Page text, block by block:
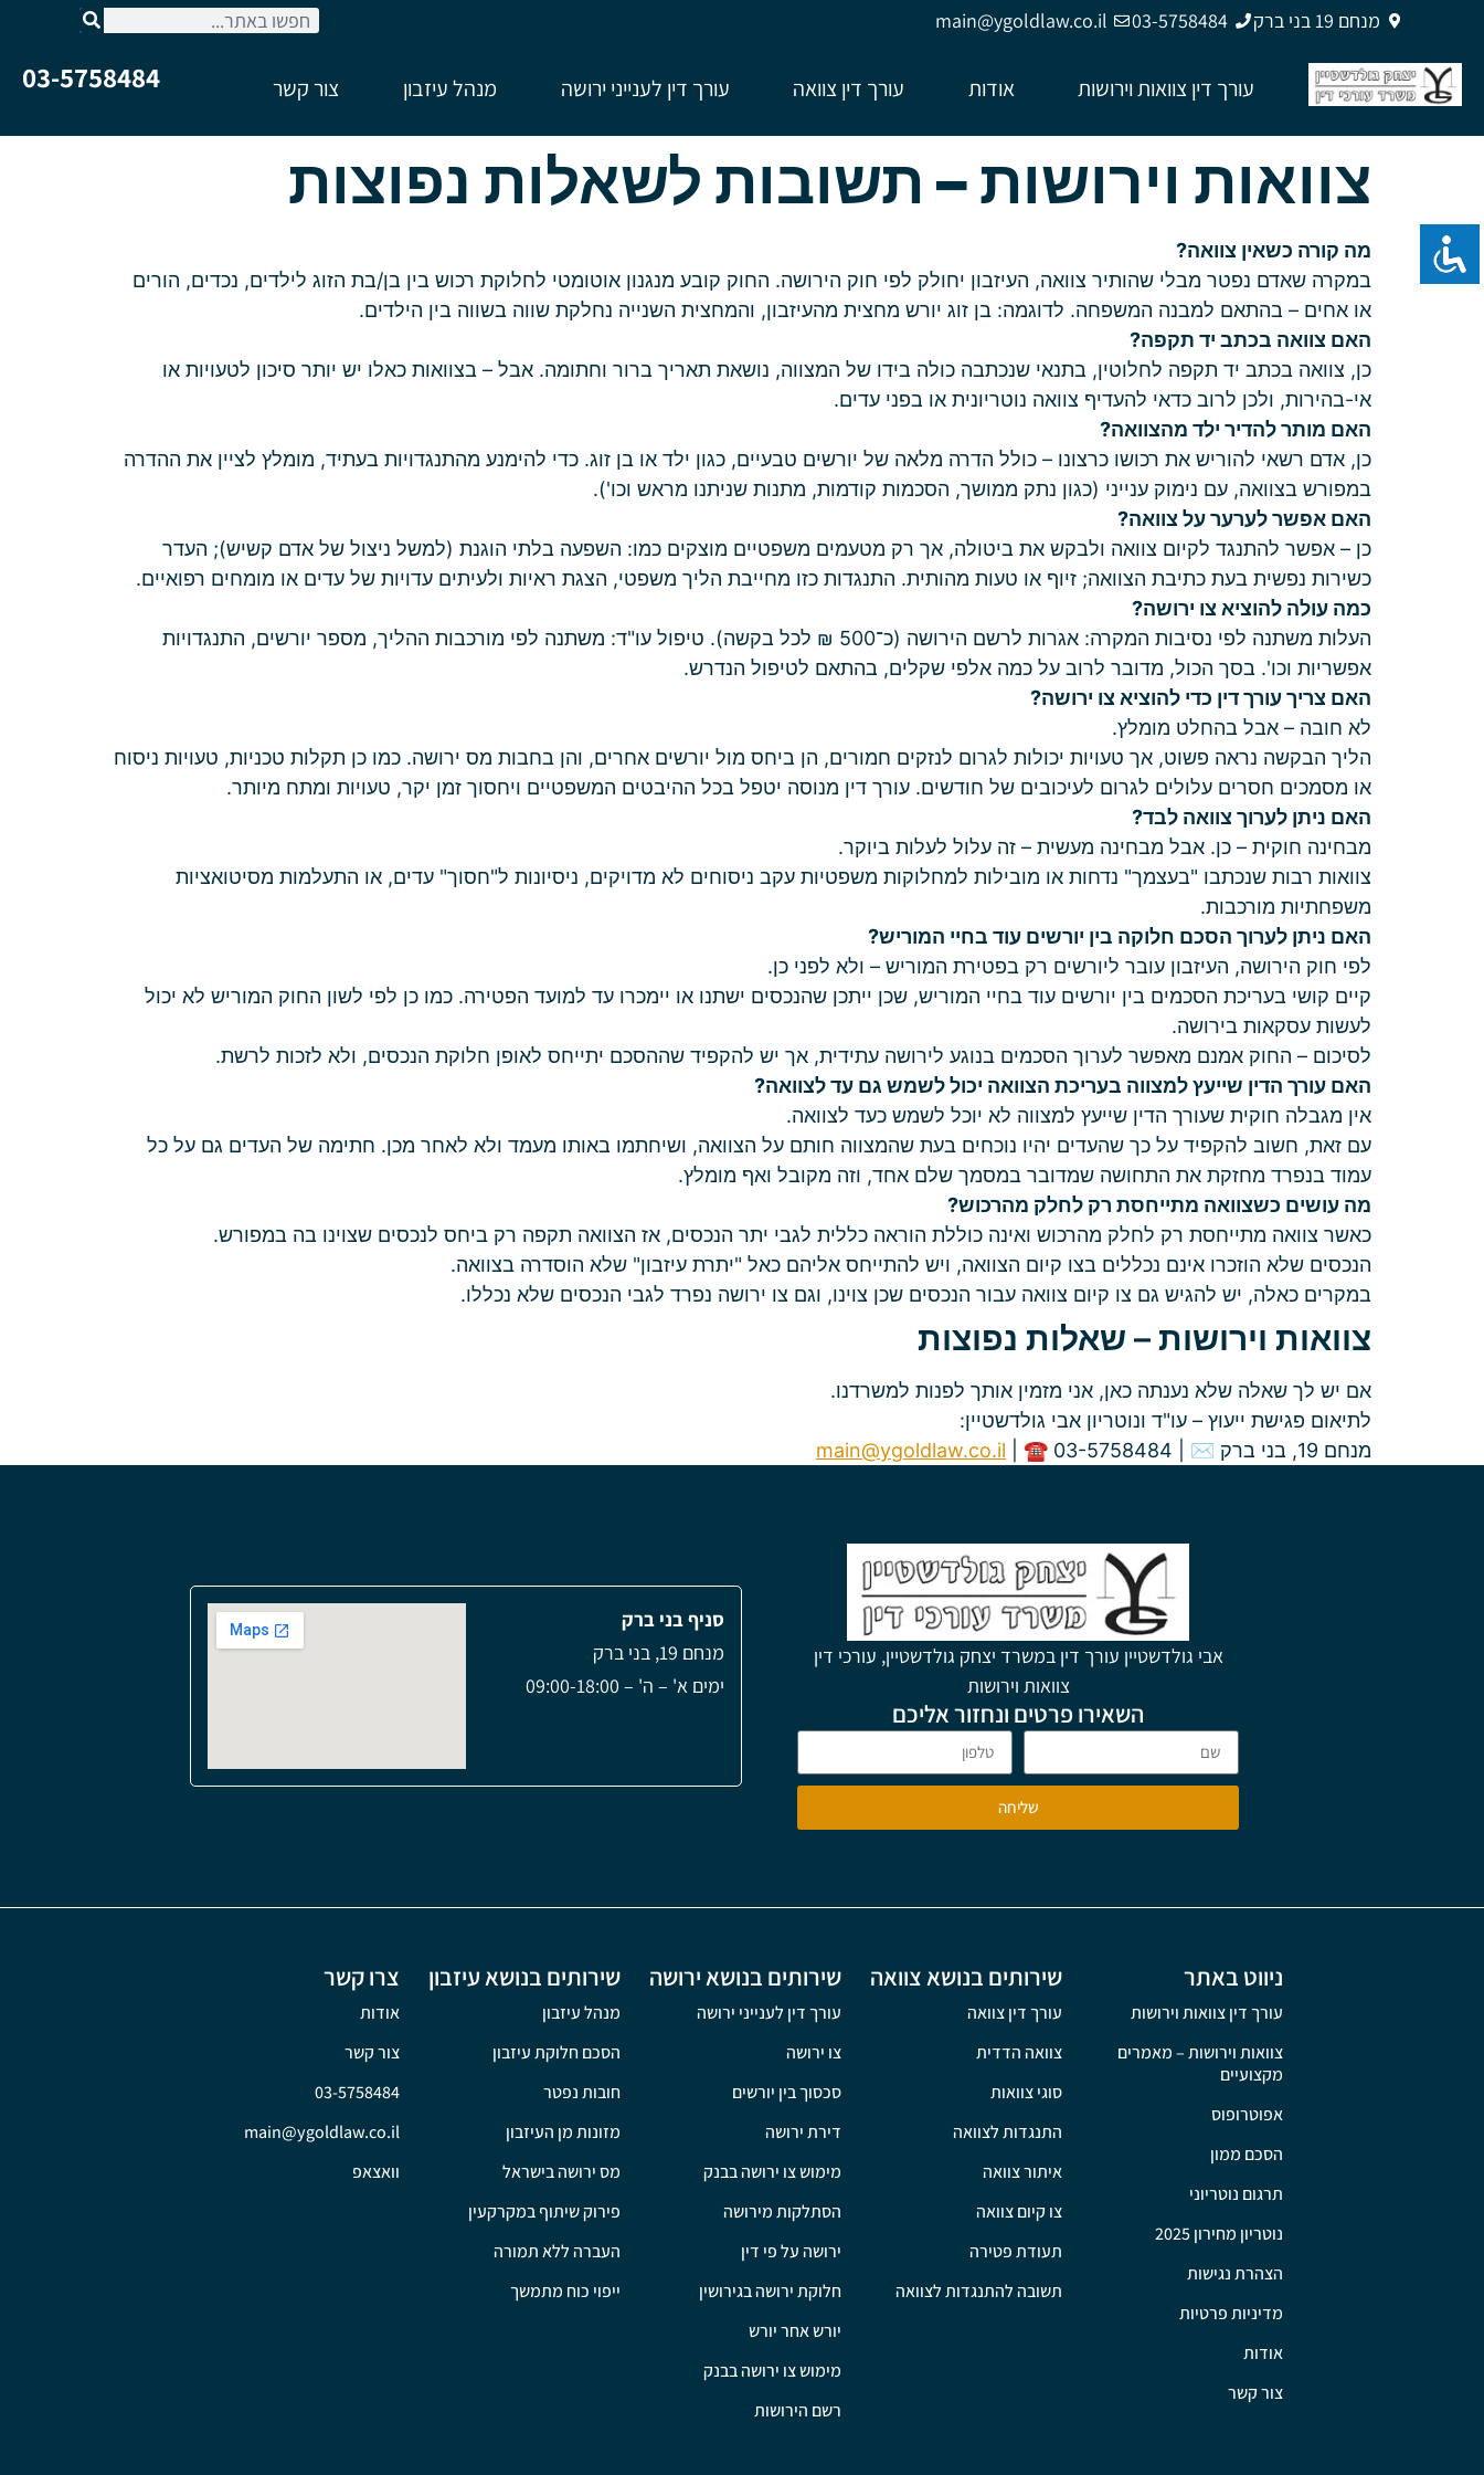
מנחם 19 בני ברק 03-5758484
main@ygoldlaw.co.il
עורך דין צוואות וירושות אודות עורך דין צוואה עורך דין לענייני ירושה מנהל עיזבון צור קשר 03-5758484
צוואות וירושות – תשובות לשאלות נפוצות
מה קורה כשאין צוואה?
במקרה שאדם נפטר מבלי שהותיר צוואה, העיזבון יחולק לפי חוק הירושה. החוק קובע מנגנון אוטומטי לחלוקת רכוש בין בן/בת הזוג לילדים, נכדים, הורים
או אחים – בהתאם למבנה המשפחה. לדוגמה: בן זוג יורש מחצית מהעיזבון, והמחצית השנייה נחלקת שווה בשווה בין הילדים.
האם צוואה בכתב יד תקפה?
כן, צוואה בכתב יד תקפה לחלוטין, בתנאי שנכתבה כולה בידו של המצווה, נושאת תאריך ברור וחתומה. אבל – בצוואות כאלו יש יותר סיכון לטעויות או
אי-בהירות, ולכן לרוב כדאי להעדיף צוואה נוטריונית או בפני עדים.
האם מותר להדיר ילד מהצוואה?
כן, אדם רשאי להוריש את רכושו כרצונו – כולל הדרה מלאה של יורשים טבעיים, כגון ילד או בן זוג. כדי להימנע מהתנגדויות בעתיד, מומלץ לציין את ההדרה
במפורש בצוואה, עם נימוק ענייני (כגון נתק ממושך, הסכמות קודמות, מתנות שניתנו מראש וכו').
האם אפשר לערער על צוואה?
כן – אפשר להתנגד לקיום צוואה ולבקש את ביטולה, אך רק מטעמים משפטיים מוצקים כמו: השפעה בלתי הוגנת (למשל ניצול של אדם קשיש); העדר
כשירות נפשית בעת כתיבת הצוואה; זיוף או טעות מהותית. התנגדות כזו מחייבת הליך משפטי, הצגת ראיות ולעיתים עדויות של עדים או מומחים רפואיים.
כמה עולה להוציא צו ירושה?
העלות משתנה לפי נסיבות המקרה: אגרות לרשם הירושה (כ־500 ₪ לכל בקשה). טיפול עו"ד: משתנה לפי מורכבות ההליך, מספר יורשים, התנגדויות
אפשריות וכו'. בסך הכול, מדובר לרוב על כמה אלפי שקלים, בהתאם לטיפול הנדרש.
האם צריך עורך דין כדי להוציא צו ירושה?
לא חובה – אבל בהחלט מומלץ.
הליך הבקשה נראה פשוט, אך טעויות יכולות לגרום לנזקים חמורים, הן ביחס מול יורשים אחרים, והן בחבות מס ירושה. כמו כן תקלות טכניות, טעויות ניסוח
או מסמכים חסרים עלולים לגרום לעיכובים של חודשים. עורך דין מנוסה יטפל בכל ההיבטים המשפטיים ויחסוך זמן יקר, טעויות ומתח מיותר.
האם ניתן לערוך צוואה לבד?
מבחינה חוקית – כן. אבל מבחינה מעשית – זה עלול לעלות ביוקר.
צוואות רבות שנכתבו "בעצמך" נדחות או מובילות למחלוקות משפטיות עקב ניסוחים לא מדויקים, ניסיונות ל"חסוך" עדים, או התעלמות מסיטואציות
משפחתיות מורכבות.
האם ניתן לערוך הסכם חלוקה בין יורשים עוד בחיי המוריש?
לפי חוק הירושה, העיזבון עובר ליורשים רק בפטירת המוריש – ולא לפני כן.
קיים קושי בעריכת הסכמים בין יורשים עוד בחיי המוריש, שכן ייתכן שהנכסים ישתנו או יימכרו עד למועד הפטירה. כמו כן לפי לשון החוק המוריש לא יכול
לעשות עסקאות בירושה.
לסיכום – החוק אמנם מאפשר לערוך הסכמים בנוגע לירושה עתידית, אך יש להקפיד שההסכם יתייחס לאופן חלוקת הנכסים, ולא לזכות לרשת.
האם עורך הדין שייעץ למצווה בעריכת הצוואה יכול לשמש גם עד לצוואה?
אין מגבלה חוקית שעורך הדין שייעץ למצווה לא יוכל לשמש כעד לצוואה.
עם זאת, חשוב להקפיד על כך שהעדים יהיו נוכחים בעת שהמצווה חותם על הצוואה, ושיחתמו באותו מעמד ולא לאחר מכן. חתימה של העדים גם על כל
עמוד בנפרד מחזקת את התחושה שמדובר במסמך שלם אחד, וזה מקובל ואף מומלץ.
מה עושים כשצוואה מתייחסת רק לחלק מהרכוש?
כאשר צוואה מתייחסת רק לחלק מהרכוש ואינה כוללת הוראה כללית לגבי יתר הנכסים, אז הצוואה תקפה רק ביחס לנכסים שצוינו בה במפורש.
הנכסים שלא הוזכרו אינם נכללים בצו קיום הצוואה, ויש להתייחס אליהם כאל "יתרת עיזבון" שלא הוסדרה בצוואה.
במקרים כאלה, יש להגיש גם צו קיום צוואה עבור הנכסים שכן צוינו, וגם צו ירושה נפרד לגבי הנכסים שלא נכללו.
צוואות וירושות – שאלות נפוצות
אם יש לך שאלה שלא נענתה כאן, אני מזמין אותך לפנות למשרדנו.
לתיאום פגישת ייעוץ – עו"ד ונוטריון אבי גולדשטיין:
מנחם 19, בני ברק ✉ |
main@ygoldlaw.co.il | ☎ 03-5758484
אבי גולדשטיין עורך דין במשרד יצחק גולדשטיין, עורכי דין
צוואות וירושות
השאירו פרטים ונחזור אליכם
שליחה
סניף בני ברק
מנחם 19, בני ברק
ימים א' – ה' – 09:00-18:00
ניווט באתר
עורך דין צוואות וירושות
צוואות וירושות – מאמרים
מקצועיים
אפוטרופוס
הסכם ממון
תרגום נוטריוני
נוטריון מחירון 2025
הצהרת נגישות
מדיניות פרטיות
אודות
צור קשר
שירותים בנושא צוואה
עורך דין צוואה
צוואה הדדית
סוגי צוואות
התנגדות לצוואה
איתור צוואה
צו קיום צוואה
תעודת פטירה
תשובה להתנגדות לצוואה
שירותים בנושא ירושה
עורך דין לענייני ירושה
צו ירושה
סכסוך בין יורשים
דירת ירושה
מימוש צו ירושה בבנק
הסתלקות מירושה
ירושה על פי דין
חלוקת ירושה בגירושין
יורש אחר יורש
מימוש צו ירושה בבנק
רשם הירושות
שירותים בנושא עיזבון
מנהל עיזבון
הסכם חלוקת עיזבון
חובות נפטר
מזונות מן העיזבון
מס ירושה בישראל
פירוק שיתוף במקרקעין
העברה ללא תמורה
ייפוי כוח מתמשך
צרו קשר
אודות
צור קשר
03-5758484
main@ygoldlaw.co.il
וואצאפ